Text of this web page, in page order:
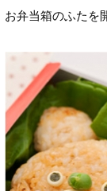
お弁当箱のふたを